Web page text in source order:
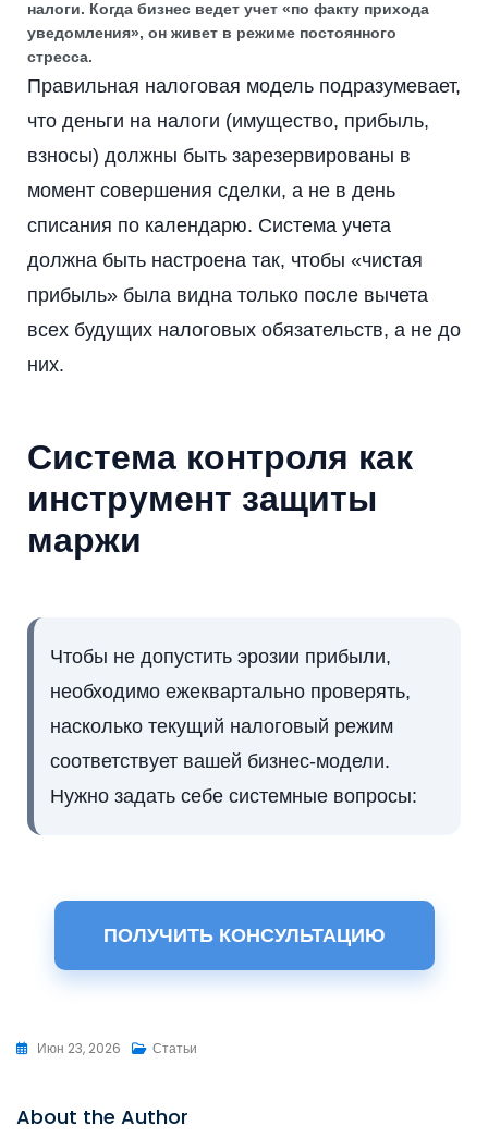
налоги. Когда бизнес ведет учет «по факту прихода
уведомления», он живет в режиме постоянного
стресса.
Правильная налоговая модель подразумевает,
что деньги на налоги (имущество, прибыль,
взносы) должны быть зарезервированы в
момент совершения сделки, а не в день
списания по календарю. Система учета
должна быть настроена так, чтобы «чистая
прибыль» была видна только после вычета
всех будущих налоговых обязательств, а не до
них.
Система контроля как
инструмент защиты
маржи
Чтобы не допустить эрозии прибыли,
необходимо ежеквартально проверять,
насколько текущий налоговый режим
соответствует вашей бизнес-модели.
Нужно задать себе системные вопросы:
ПОЛУЧИТЬ КОНСУЛЬТАЦИЮ
Июн 23, 2026 Статьи
About the Author